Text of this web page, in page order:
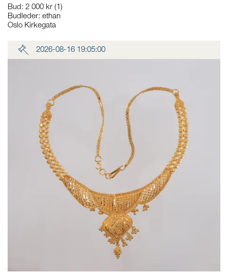
Bud: 2 000 kr (1)
Budleder: ethan
Oslo Kirkegata
2026-08-16 19:05:00